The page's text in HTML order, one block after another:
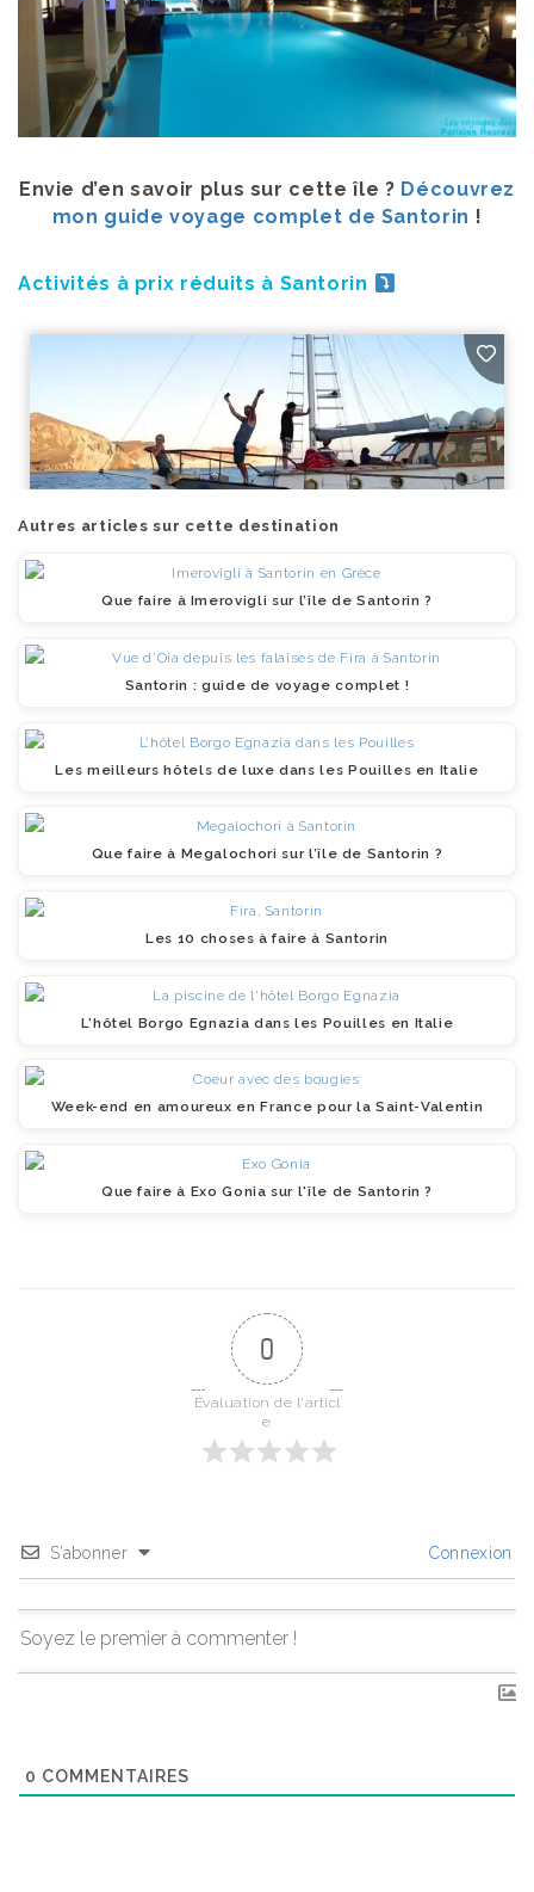
Envie d’en savoir plus sur cette île ? Découvrez
mon guide voyage complet de Santorin !
Activités à prix réduits à Santorin
Autres articles sur cette destination
Que faire à Imerovigli sur l’île de Santorin ?
Santorin : guide de voyage complet !
Les meilleurs hôtels de luxe dans les Pouilles en Italie
Que faire à Megalochori sur l’île de Santorin ?
Les 10 choses à faire à Santorin
L'hôtel Borgo Egnazia dans les Pouilles en Italie
Week-end en amoureux en France pour la Saint-Valentin
Que faire à Exo Gonia sur l'île de Santorin ?
0
Évaluation de l'articl
e
S’abonner Connexion
0 COMMENTAIRES